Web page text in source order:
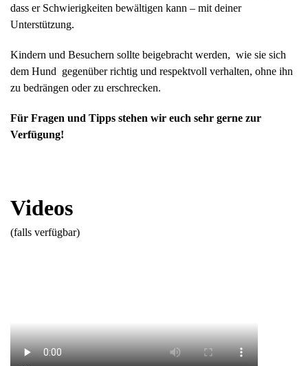
dass er Schwierigkeiten bewältigen kann – mit deiner
Unterstützung.
Kindern und Besuchern sollte beigebracht werden, wie sie sich
dem Hund gegenüber richtig und respektvoll verhalten, ohne ihn
zu bedrängen oder zu erschrecken.
Für Fragen und Tipps stehen wir euch sehr gerne zur
Verfügung!
Videos
(falls verfügbar)